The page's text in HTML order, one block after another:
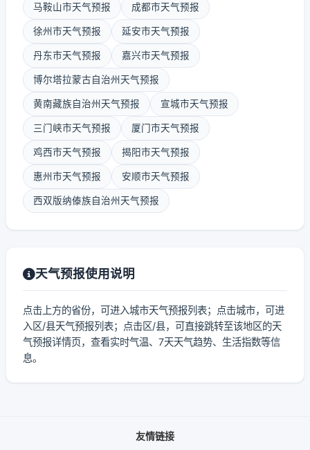
马鞍山市天气预报 成都市天气预报
徐州市天气预报 延安市天气预报
丹东市天气预报 嘉兴市天气预报
博尔塔拉蒙古自治州天气预报
黄南藏族自治州天气预报 宣城市天气预报
三门峡市天气预报 厦门市天气预报
鸡西市天气预报 揭阳市天气预报
惠州市天气预报 安顺市天气预报
西双版纳傣族自治州天气预报
天气预报使用说明
点击上方的省份，可进入城市天气预报列表；点击城市，可进
入区/县天气预报列表；点击区/县，可直接跳转至该地区的天
气预报详情页，查看实时气温、7天天气趋势、生活指数等信
息。
友情链接